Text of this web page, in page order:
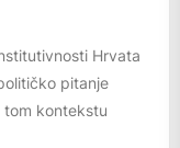
Hrvata
pitanje
tom kontekstu